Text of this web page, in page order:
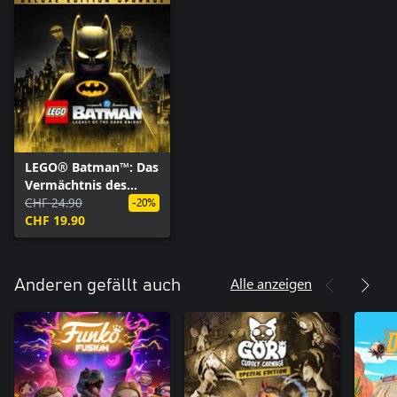
LEGO® Batman™: Das
Vermächtnis des
Dunklen Ritters
„Deluxe Edition“-
Upgrade
CHF 24.90
CHF 19.90
-20%
Anderen gefällt auch Alle anzeigen